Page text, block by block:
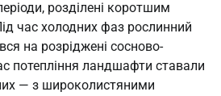
розділені коротшим
час холодних фаз рослинний
на розріджені сосново-
потепління ландшафти ставали
— з широколистяними